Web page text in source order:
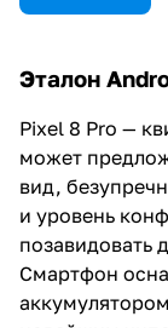
Эталон
Pixel 8 Pro —
может
вид,
и уровень
позавидовать
Смартфон